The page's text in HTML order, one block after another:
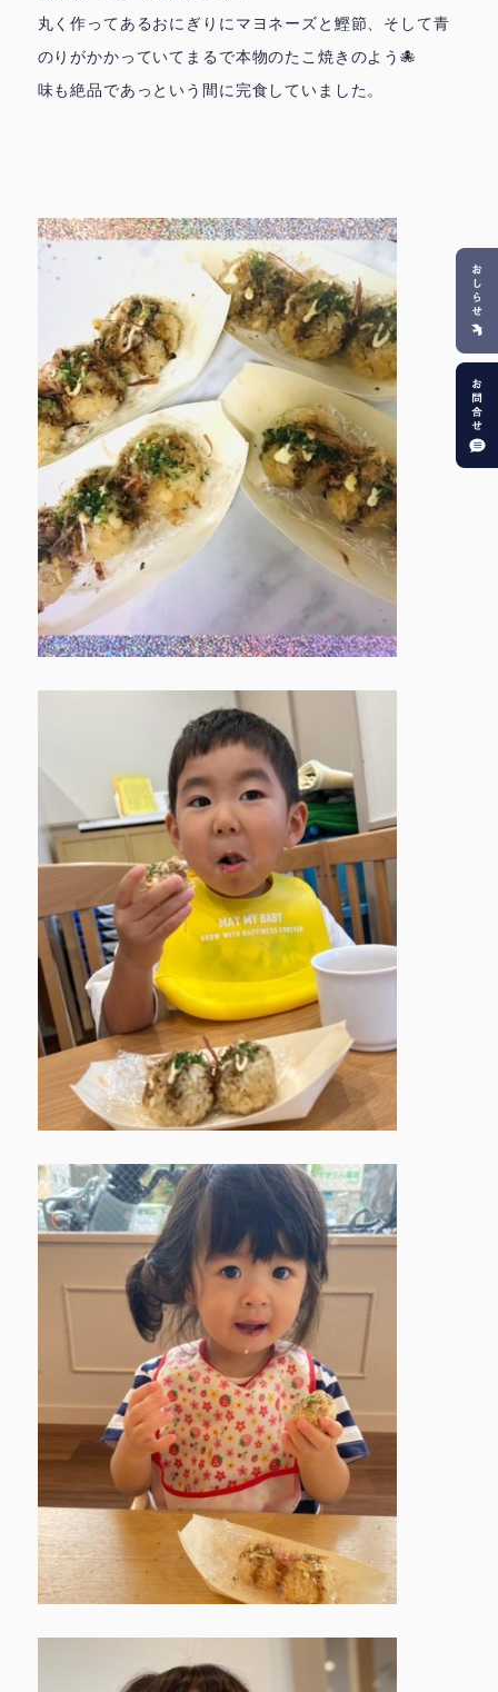
丸く作ってあるおにぎりにマヨネーズと鰹節、そして青
のりがかかっていてまるで本物のたこ焼きのよう🐙
味も絶品であっという間に完食していました。
鳩の子保育園の特色
園での生活 ▶